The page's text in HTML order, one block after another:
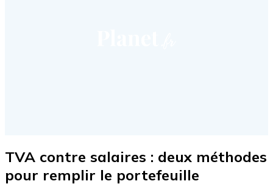
TVA contre salaires : deux méthodes
pour remplir le portefeuille